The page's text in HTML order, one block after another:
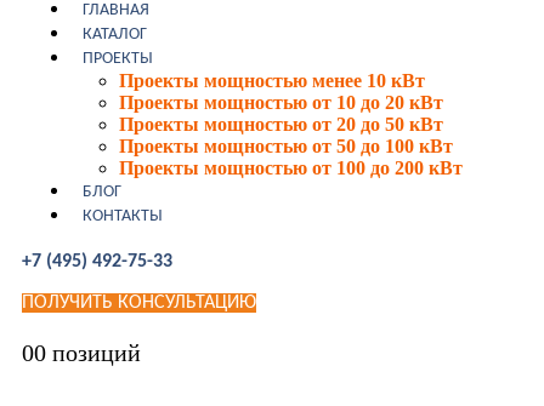
ГЛАВНАЯ
КАТАЛОГ
ПРОЕКТЫ
Проекты мощностью менее 10 кВт
Проекты мощностью от 10 до 20 кВт
Проекты мощностью от 20 до 50 кВт
Проекты мощностью от 50 до 100 кВт
Проекты мощностью от 100 до 200 кВт
БЛОГ
КОНТАКТЫ
+7 (495) 492-75-33
ПОЛУЧИТЬ КОНСУЛЬТАЦИЮ
00 позиций